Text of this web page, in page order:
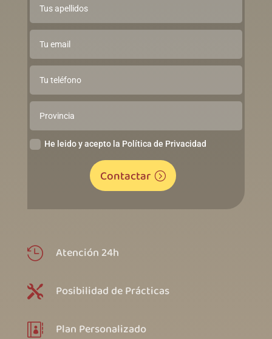
He leido y acepto la Política de Privacidad
Contactar
 Atención 24h
 Posibilidad de Prácticas
 Plan Personalizado